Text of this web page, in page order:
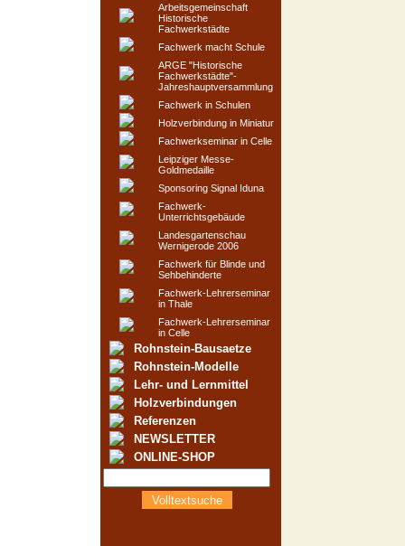
Arbeitsgemeinschaft
Historische
Fachwerkstädte
Fachwerk macht Schule
ARGE "Historische
Fachwerkstädte"-
Jahreshauptversammlung
Fachwerk in Schulen
Holzverbindung in Miniatur
Fachwerkseminar in Celle
Leipziger Messe-
Goldmedaille
Sponsoring Signal Iduna
Fachwerk-
Unterrichtsgebäude
Landesgartenschau
Wernigerode 2006
Fachwerk für Blinde und
Sehbehinderte
Fachwerk-Lehrerseminar
in Thale
Fachwerk-Lehrerseminar
in Celle
Rohnstein-Bausaetze
Rohnstein-Modelle
Lehr- und Lernmittel
Holzverbindungen
Referenzen
NEWSLETTER
ONLINE-SHOP
Volltextsuche